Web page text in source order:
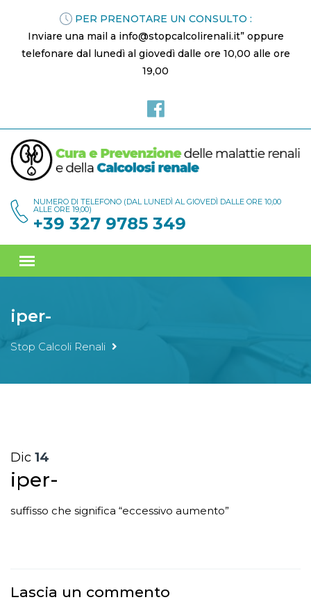
PER PRENOTARE UN CONSULTO :
Inviare una mail a info@stopcalcolirenali.it” oppure
telefonare dal lunedì al giovedì dalle ore 10,00 alle ore
19,00
NUMERO DI TELEFONO (DAL LUNEDÌ AL GIOVEDÌ DALLE ORE 10,00
ALLE ORE 19,00)
+39 327 9785 349
iper-
Stop Calcoli Renali
Dic 14
iper-
suffisso che significa “eccessivo aumento”
Lascia un commento